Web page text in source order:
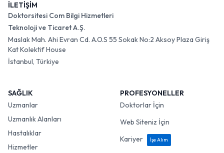
İLETİŞİM
Doktorsitesi Com Bilgi Hizmetleri
Teknoloji ve Ticaret A.Ş.
Maslak Mah. Ahi Evran Cd. A.O.S 55 Sokak No:2 Aksoy Plaza Giriş
Kat Kolektif House
İstanbul, Türkiye
SAĞLIK
Uzmanlar
Uzmanlık Alanları
Hastalıklar
Hizmetler
PROFESYONELLER
Doktorlar İçin
Web Siteniz İçin
Kariyer
İşe Alım